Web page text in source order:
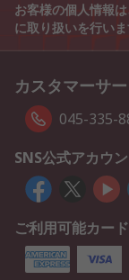
お客様の個人情報
に取り扱いを行いま
カスタマーサ
045-335-
SNS公式アカウ
ご利用可能カー